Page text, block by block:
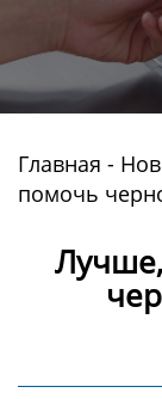
Главная -
помочь